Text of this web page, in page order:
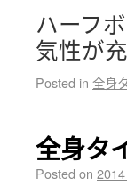
ハーフ
気性が
Posted in 全身
全身タ
Posted on